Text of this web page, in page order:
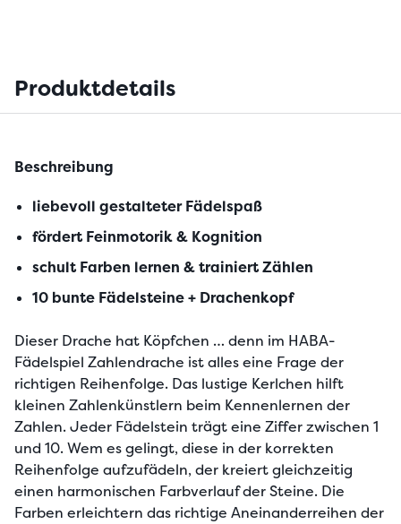
Produktdetails
Beschreibung
liebevoll gestalteter Fädelspaß
fördert Feinmotorik & Kognition
schult Farben lernen & trainiert Zählen
10 bunte Fädelsteine + Drachenkopf
Dieser Drache hat Köpfchen … denn im HABA-
Fädelspiel Zahlendrache ist alles eine Frage der
richtigen Reihenfolge. Das lustige Kerlchen hilft
kleinen Zahlenkünstlern beim Kennenlernen der
Zahlen. Jeder Fädelstein trägt eine Ziffer zwischen 1
und 10. Wem es gelingt, diese in der korrekten
Reihenfolge aufzufädeln, der kreiert gleichzeitig
einen harmonischen Farbverlauf der Steine. Die
Farben erleichtern das richtige Aneinanderreihen der